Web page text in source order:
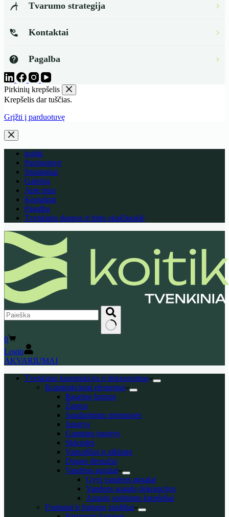
Tvarumo strategija
Kontaktai
Pagalba
Pirkinių krepšelis
Krepšelis dar tuščias.
Grįžti į parduotuvę
koitik
Parduotuvė
Straipsniai
Galerija
Apie mus
Kontaktai
Pagalba
Tvenkinio dangos ir tūrio skaičiuoklė
No
results
Shopping
cart
0
Login
AKVARIUMAI
Tvenkinio konstrukcija ir dekoravimas
Konstrukciniai elementai
Baseinų formos
Žarnos
Sandarinimo priemonės
Jungtys
Guminės jungtys
Sklendės
Vamzdžiai ir alkūnės
Dugno drenažai
Vandens augalai
Gyvi vandens augalai
Vandens augalų dekoracijos
Augalų sodinimo krepšeliai
Fontanai ir fontanų siurbliai